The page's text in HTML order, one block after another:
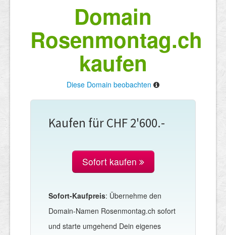
Domain
Rosenmontag.ch
kaufen
Diese Domain beobachten
Kaufen für CHF 2'600.-
Sofort kaufen
Sofort-Kaufpreis: Übernehme den
Domain-Namen Rosenmontag.ch sofort
und starte umgehend Dein eigenes